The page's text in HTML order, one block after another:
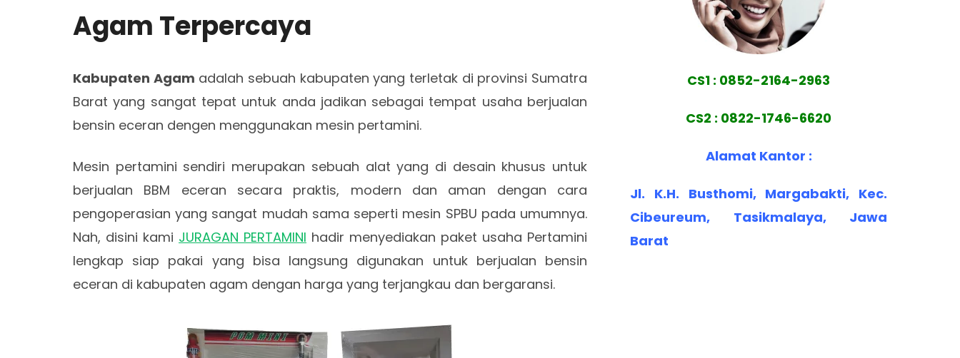
Agam Terpercaya
Kabupaten Agam adalah sebuah kabupaten yang terletak di provinsi Sumatra
Barat yang sangat tepat untuk anda jadikan sebagai tempat usaha berjualan
bensin eceran dengen menggunakan mesin pertamini.
Mesin pertamini sendiri merupakan sebuah alat yang di desain khusus untuk
berjualan BBM eceran secara praktis, modern dan aman dengan cara
pengoperasian yang sangat mudah sama seperti mesin SPBU pada umumnya.
Nah, disini kami JURAGAN PERTAMINI hadir menyediakan paket usaha Pertamini
lengkap siap pakai yang bisa langsung digunakan untuk berjualan bensin
eceran di kabupaten agam dengan harga yang terjangkau dan bergaransi.
CS1 : 0852-2164-2963
CS2 : 0822-1746-6620
Alamat Kantor :
Jl. K.H. Busthomi, Margabakti, Kec.
Cibeureum, Tasikmalaya, Jawa
Barat